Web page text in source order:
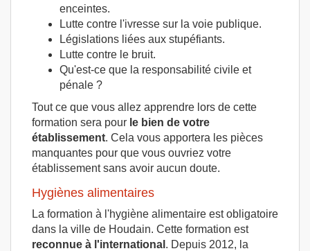
enceintes.
Lutte contre l'ivresse sur la voie publique.
Législations liées aux stupéfiants.
Lutte contre le bruit.
Qu'est-ce que la responsabilité civile et
pénale ?
Tout ce que vous allez apprendre lors de cette
formation sera pour le bien de votre
établissement. Cela vous apportera les pièces
manquantes pour que vous ouvriez votre
établissement sans avoir aucun doute.
Hygiènes alimentaires
La formation à l'hygiène alimentaire est obligatoire
dans la ville de Houdain. Cette formation est
reconnue à l'international . Depuis 2012, la